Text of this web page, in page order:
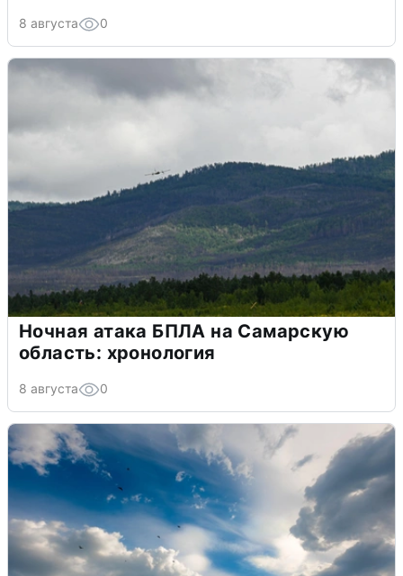
8 августа 0
Ночная атака БПЛА на Самарскую
область: хронология
8 августа 0